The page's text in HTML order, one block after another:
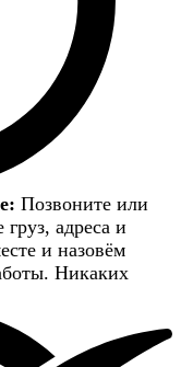
Позвоните или
адреса и
и назовём
Никаких